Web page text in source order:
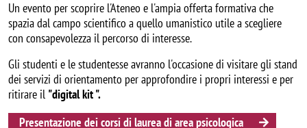
Un evento per scoprire l'Ateneo e l'ampia offerta formativa che
spazia dal campo scientifico a quello umanistico utile a scegliere
con consapevolezza il percorso di interesse.
Gli studenti e le studentesse avranno l'occasione di visitare gli stand
dei servizi di orientamento per approfondire i propri interessi e per
ritirare il "digital kit ".
Presentazione dei corsi di laurea di area psicologica